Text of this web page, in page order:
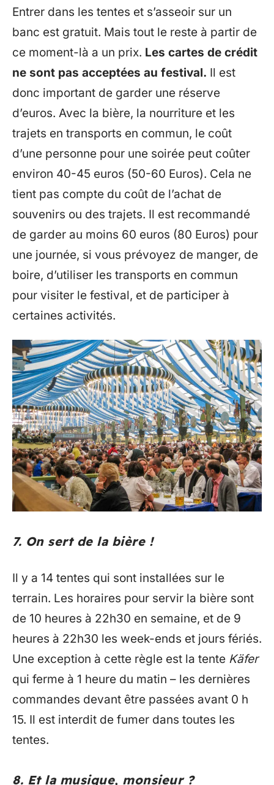
Entrer dans les tentes et s’asseoir sur un
banc est gratuit. Mais tout le reste à partir de
ce moment-là a un prix. Les cartes de crédit
ne sont pas acceptées au festival. Il est
donc important de garder une réserve
d’euros. Avec la bière, la nourriture et les
trajets en transports en commun, le coût
d’une personne pour une soirée peut coûter
environ 40-45 euros (50-60 Euros). Cela ne
tient pas compte du coût de l’achat de
souvenirs ou des trajets. Il est recommandé
de garder au moins 60 euros (80 Euros) pour
une journée, si vous prévoyez de manger, de
boire, d’utiliser les transports en commun
pour visiter le festival, et de participer à
certaines activités.
7. On sert de la bière !
Il y a 14 tentes qui sont installées sur le
terrain. Les horaires pour servir la bière sont
de 10 heures à 22h30 en semaine, et de 9
heures à 22h30 les week-ends et jours fériés.
Une exception à cette règle est la tente Käfer
qui ferme à 1 heure du matin – les dernières
commandes devant être passées avant 0 h
15. Il est interdit de fumer dans toutes les
tentes.
8. Et la musique, monsieur ?